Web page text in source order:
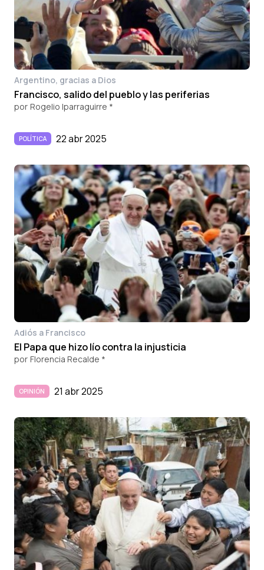
Argentino, gracias a Dios
Francisco, salido del pueblo y las periferias
por Rogelio Iparraguirre *
POLÍTICA 22 abr 2025
Adiós a Francisco
El Papa que hizo lío contra la injusticia
por Florencia Recalde *
OPINIÓN 21 abr 2025